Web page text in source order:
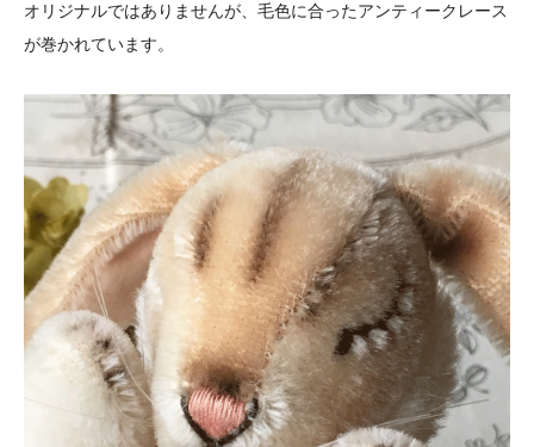
オリジナルではありませんが、毛色に合ったアンティークレース
が巻かれています。